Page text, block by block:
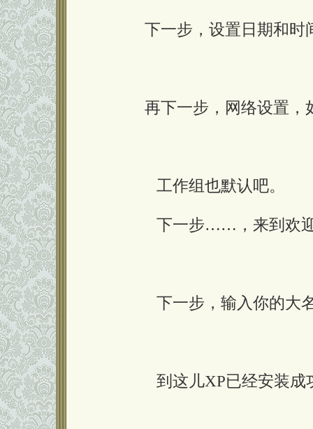
下一步，设置日期和时
再下一步，网络设置，
工作组也默认吧。
下一步……，来到欢迎
下一步，输入你的大
到这儿XP已经安装成